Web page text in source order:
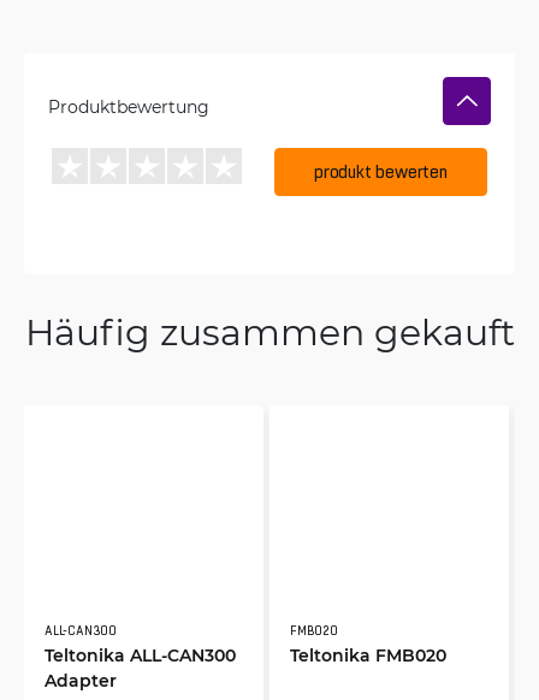
Produktbewertung
produkt bewerten
Häufig zusammen gekauft
ALL-CAN300
Teltonika ALL-CAN300
Adapter
FMB020
Teltonika FMB020